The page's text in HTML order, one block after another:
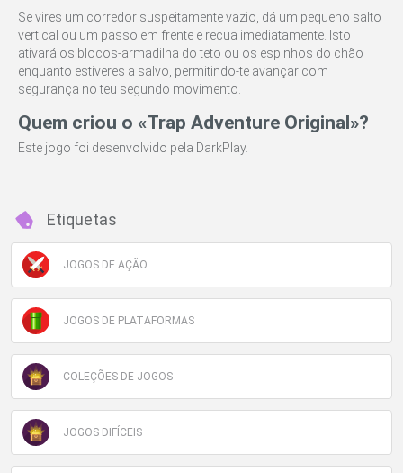
Se vires um corredor suspeitamente vazio, dá um pequeno salto
vertical ou um passo em frente e recua imediatamente. Isto
ativará os blocos-armadilha do teto ou os espinhos do chão
enquanto estiveres a salvo, permitindo-te avançar com
segurança no teu segundo movimento.
Quem criou o «Trap Adventure Original»?
Este jogo foi desenvolvido pela DarkPlay.
Etiquetas
JOGOS DE AÇÃO
JOGOS DE PLATAFORMAS
COLEÇÕES DE JOGOS
JOGOS DIFÍCEIS